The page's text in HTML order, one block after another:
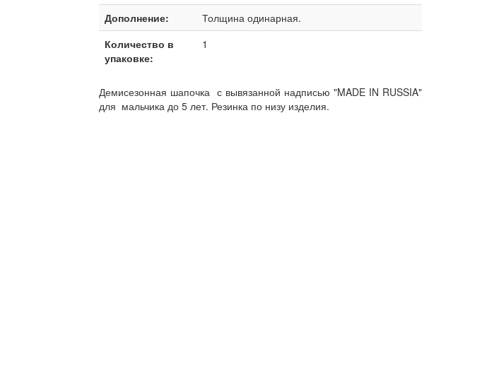
Дополнение:
Толщина одинарная.
Количество в
упаковке:
1
Демисезонная шапочка с вывязанной надписью "MADE IN RUSSIA"
для мальчика до 5 лет. Резинка по низу изделия.